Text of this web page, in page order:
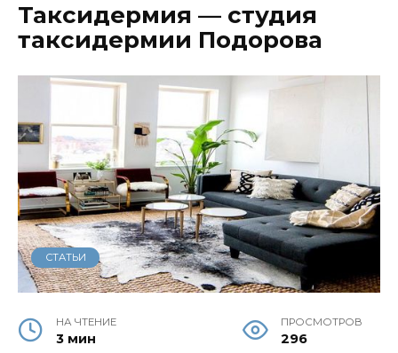
Таксидермия — студия
таксидермии Подорова
СТАТЬИ
НА ЧТЕНИЕ
3 мин
ПРОСМОТРОВ
296